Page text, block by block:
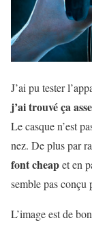
J’ai pu tester
j’ai trouvé ça
Le casque n’est
nez. De plus par
font cheapet en
semble pas conçu
L’image est de